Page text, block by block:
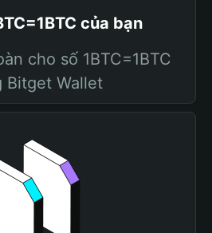
của bạn
cho số 1BTC=1BTC
Bitget Wallet